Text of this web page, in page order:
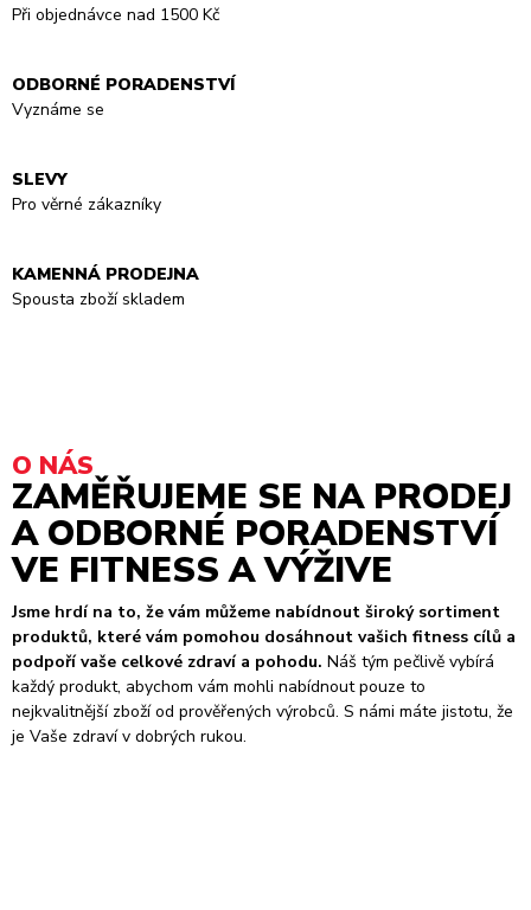
Při objednávce nad 1500 Kč
ODBORNÉ PORADENSTVÍ
Vyznáme se
SLEVY
Pro věrné zákazníky
KAMENNÁ PRODEJNA
Spousta zboží skladem
O NÁS
ZAMĚŘUJEME SE NA PRODEJ
A ODBORNÉ PORADENSTVÍ
VE FITNESS A VÝŽIVE
Jsme hrdí na to, že vám můžeme nabídnout široký sortiment
produktů, které vám pomohou dosáhnout vašich fitness cílů a
podpoří vaše celkové zdraví a pohodu. Náš tým pečlivě vybírá
každý produkt, abychom vám mohli nabídnout pouze to
nejkvalitnější zboží od prověřených výrobců. S námi máte jistotu, že
je Vaše zdraví v dobrých rukou.